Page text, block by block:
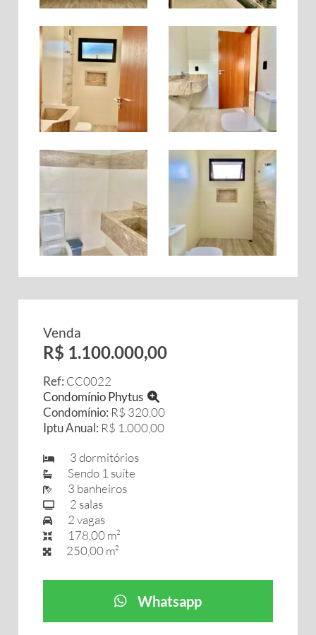
Venda
R$ 1.100.000,00
Ref: CC0022
Condomínio Phytus
Condomínio: R$ 320,00
Iptu Anual: R$ 1.000,00
3 dormitórios
Sendo 1 suíte
3 banheiros
2 salas
2 vagas
178,00 m²
250,00 m²
Whatsapp